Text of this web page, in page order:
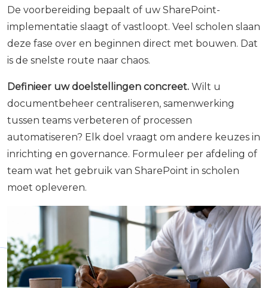
De voorbereiding bepaalt of uw SharePoint-
implementatie slaagt of vastloopt. Veel scholen slaan
deze fase over en beginnen direct met bouwen. Dat
is de snelste route naar chaos.
Definieer uw doelstellingen concreet. Wilt u
documentbeheer centraliseren, samenwerking
tussen teams verbeteren of processen
automatiseren? Elk doel vraagt om andere keuzes in
inrichting en governance. Formuleer per afdeling of
team wat het gebruik van SharePoint in scholen
moet opleveren.